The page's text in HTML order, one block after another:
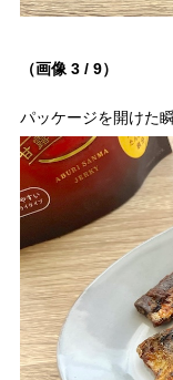
（画像 3 / 9）
パッケージを開けた